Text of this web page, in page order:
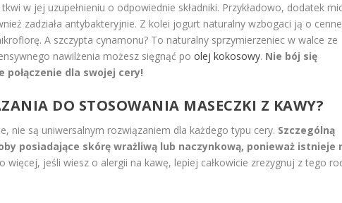
w jej uzupełnieniu o odpowiednie składniki. Przykładowo, dodatek
zadziała antybakteryjnie. Z kolei jogurt naturalny wzbogaci ją o cenne
A szczypta cynamonu? To naturalny sprzymierzeniec w walce ze
nawilżenia możesz sięgnąć poolej kokosowy. Nie bój się
dla swojej cery!
DO STOSOWANIA MASECZKI Z KAWY?
nie są uniwersalnym rozwiązaniem dla każdego typu cery. Szczególną
posiadające skórę wrażliwą lub naczynkową, ponieważ istnieje
więcej, jeśli wiesz o alergii na kawę, lepiej całkowicie zrezygnuj z tego